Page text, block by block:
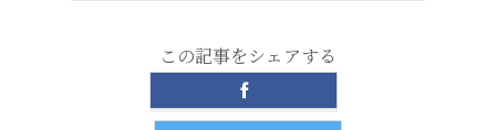
この記事をシェアする